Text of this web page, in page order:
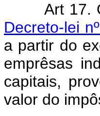
Art 17.
Decreto-lei
a partir do
emprêsas
capitais,
valor do